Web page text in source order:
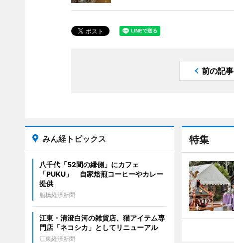
前の記事
特集
みん経トピックス
八千代「52間の縁側」にカフェ
「PUKU」 自家焙煎コーヒーやカレー
提供
船橋経済新聞
江東・清澄白河の雑貨店、猫アイテム専
門店「ネコシカ」としてリニューアル
江東経済新聞